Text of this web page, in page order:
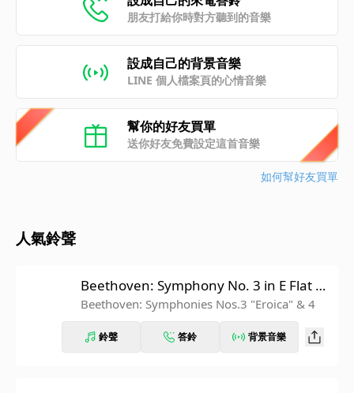
朋友打給你時對方聽到的音樂
設成自己的背景音樂
LINE 個人檔案頁的心情音樂
幫你的好友買單
送你好友免費設定這首音樂
如何幫好友買單
人氣鈴聲
Beethoven: Symphony No. 3 in E Flat M
ajor, Op. 55 "Eroica": IV. Finale. Allegro
Beethoven: Symphonies Nos.3 "Eroica" & 4
鈴聲 答鈴 背景音樂